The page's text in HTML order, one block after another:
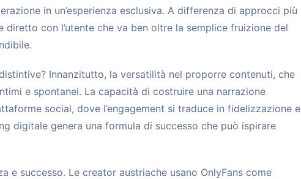
in un’esperienza esclusiva. A differenza di approcci più
con l’utente che va ben oltre la semplice fruizione del
Innanzitutto, la versatilità nel proporre contenuti, che
e spontanei. La capacità di costruire una narrazione
social, dove l’engagement si traduce in fidelizzazione e
digitale genera una formula di successo che può ispirare
e successo. Le creator austriache usano OnlyFans come